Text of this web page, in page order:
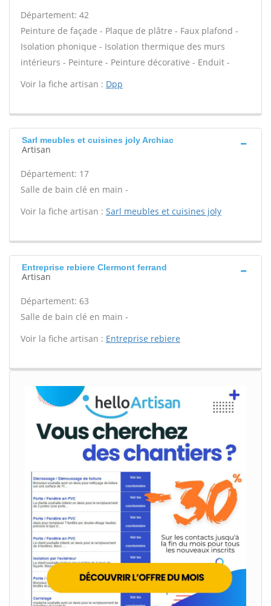
Département: 42
Peinture de façade - Plaque de plâtre - Faux plafond -
Isolation phonique - Isolation thermique des murs
intérieurs - Peinture - Peinture décorative - Enduit -
Voir la fiche artisan : Dpp
Sarl meubles et cuisines joly Archiac
Artisan
Département: 17
Salle de bain clé en main -
Voir la fiche artisan : Sarl meubles et cuisines joly
Entreprise rebiere Clermont ferrand
Artisan
Département: 63
Salle de bain clé en main -
Voir la fiche artisan : Entreprise rebiere